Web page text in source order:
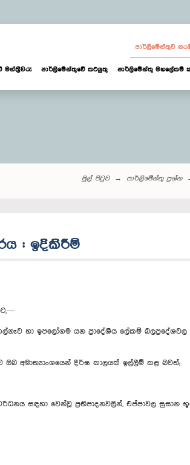
පාර්ලි‌මේන්තුව
මන්ත්‍රීවරු පාර්ලිමේන්තුවේ කටයුතු පාර්ලිමේන්තු මහලේකම්
මුල් පිටුව පාර්ලි‌මේන්තු‌ ප්‍රශ්න
: ඉදිකිරීම්
හා ඉපලෝගම යන ප්‍රාදේශීය ලේකම්
ඔබ අමාත්‍යාංශයෙන් දීර්ඝ කාලයක් ඉල්ලීම් කළ බවත්;
සඳහා වෙන්වූ ප්‍රතිපාදනවලින්, එප්පාවල